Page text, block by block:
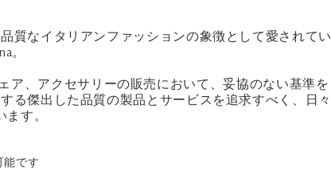
質なイタリアンファッションの象徴として愛されてい
。
ア、アクセサリーの販売において、妥協のない基準を
る傑出した品質の製品とサービスを追求すべく、日々
ます。
能です